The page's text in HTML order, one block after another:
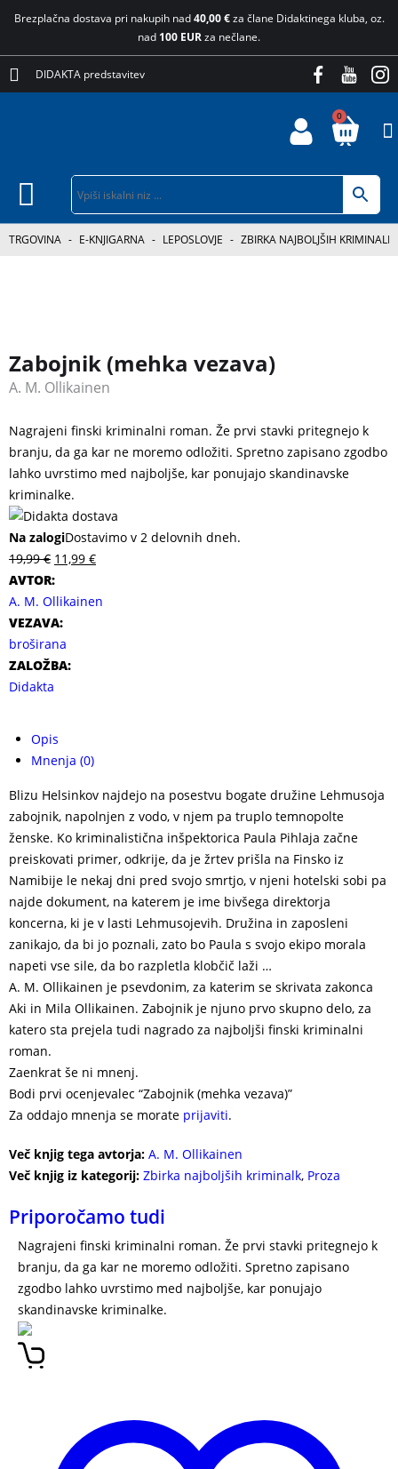
Brezplačna dostava pri nakupih nad40,00 €za člane Didaktinega kluba, oz.
nad 100 EURza nečlane.
DIDAKTA predstavitev
0
TRGOVINA - E-KNJIGARNA - LEPOSLOVJE - ZBIRKA NAJBOLJŠIH KRIMINALK
Zabojnik (mehka vezava)
A. M. Ollikainen
Nagrajeni finski kriminalni roman. Že prvi stavki pritegnejo k
branju, da ga kar ne moremo odložiti. Spretno zapisano zgodbo
lahko uvrstimo med najboljše, kar ponujajo skandinavske
kriminalke.
Na zalogiDostavimo v 2 delovnih dneh.
19,99€ 11,99 €
AVTOR:
A. M. Ollikainen
VEZAVA:
broširana
ZALOŽBA:
Didakta
Opis
Mnenja (0)
Blizu Helsinkov najdejo na posestvu bogate družine Lehmusoja
zabojnik, napolnjen z vodo, v njem pa truplo temnopolte
ženske. Ko kriminalistična inšpektorica Paula Pihlaja začne
preiskovati primer, odkrije, da je žrtev prišla na Finsko iz
Namibije le nekaj dni pred svojo smrtjo, v njeni hotelski sobi pa
najde dokument, na katerem je ime bivšega direktorja
koncerna, ki je v lasti Lehmusojevih. Družina in zaposleni
zanikajo, da bi jo poznali, zato bo Paula s svojo ekipo morala
napeti vse sile, da bo razpletla klobčič laži …
A. M. Ollikainen je psevdonim, za katerim se skrivata zakonca
Aki in Mila Ollikainen. Zabojnik je njuno prvo skupno delo, za
katero sta prejela tudi nagrado za najboljši finski kriminalni
roman.
Zaenkrat še ni mnenj.
Bodi prvi ocenjevalec “Zabojnik (mehka vezava)”
Za oddajo mnenja se morate prijaviti.
Več knjig tega avtorja: A. M. Ollikainen
Več knjig iz kategorij: Zbirka najboljših kriminalk, Proza
Priporočamo tudi
Nagrajeni finski kriminalni roman. Že prvi stavki pritegnejo k
branju, da ga kar ne moremo odložiti. Spretno zapisano
zgodbo lahko uvrstimo med najboljše, kar ponujajo
skandinavske kriminalke.